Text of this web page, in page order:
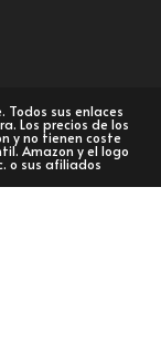
sus enlaces
Los precios de los
y no tienen coste
Amazon y el logo
o sus afiliados